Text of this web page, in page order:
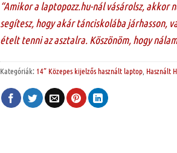
“Amikor a laptopozz.hu-nál vásárolsz,
segítesz, hogy akár tánciskolába járhasson,
ételt tenni az asztalra. Köszönöm, hogy
Kategóriák: 14” Közepes kijelzős használt laptop, Használt